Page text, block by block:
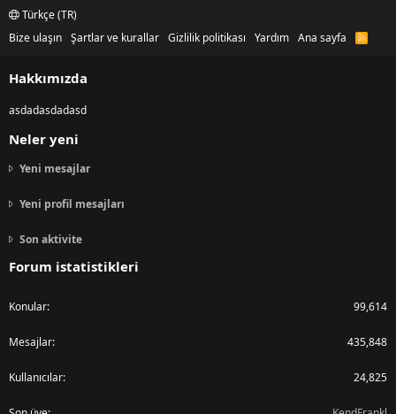
Türkçe (TR)
Bize ulaşın Şartlar ve kurallar Gizlilik politikası Yardım Ana sayfa
R
Hakkımızda
asdadasdadasd
Neler yeni
Yeni mesajlar
Yeni profil mesajları
Son aktivite
Forum istatistikleri
Konular 99,614
Mesajlar 435,848
Kullanıcılar 24,825